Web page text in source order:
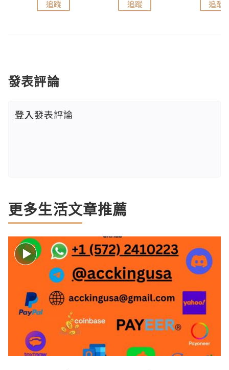
追蹤 追蹤 追蹤
發表評論
登入發表評論
更多生活文章推薦